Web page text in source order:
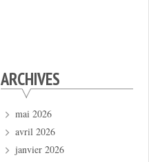
ARCHIVES
mai 2026
avril 2026
janvier 2026